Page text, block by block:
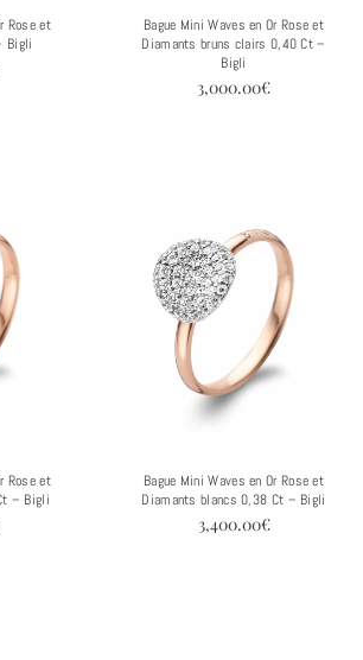
Rose et
Bigli
Bague Mini Waves en Or Rose et
Diamants bruns clairs 0,40 Ct –
Bigli
3,000.00€
Rose et
– Bigli
Bague Mini Waves en Or Rose et
Diamants blancs 0,38 Ct – Bigli
3,400.00€